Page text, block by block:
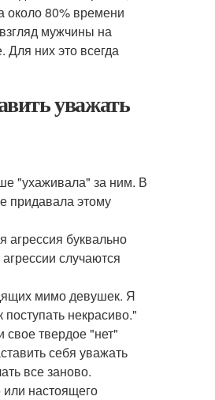
около 80% времени
мужчины на
Для них это всегда
уважать
"ухаживала" за ним. В
придавала этому
буквально
случаются
мимо девушек. Я
некрасиво."
свое твердое "нет"
себя уважать
все заново.
или настоящего